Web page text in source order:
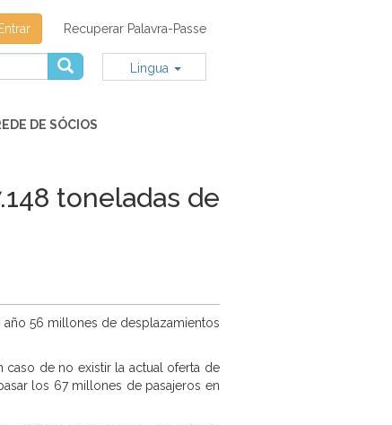
Entrar Recuperar Palavra-Passe
Lingua
DE SÓCIOS
toneladas de
año 56 millones de desplazamientos
de no existir la actual oferta de
los 67 millones de pasajeros en